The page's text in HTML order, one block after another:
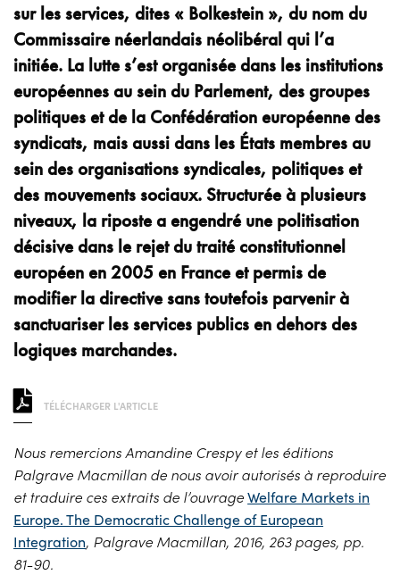
sur les services, dites « Bolkestein », du nom du
Commissaire néerlandais néolibéral qui l’a
initiée. La lutte s’est organisée dans les institutions
européennes au sein du Parlement, des groupes
politiques et de la Confédération européenne des
syndicats, mais aussi dans les États membres au
sein des organisations syndicales, politiques et
des mouvements sociaux. Structurée à plusieurs
niveaux, la riposte a engendré une politisation
décisive dans le rejet du traité constitutionnel
européen en 2005 en France et permis de
modifier la directive sans toutefois parvenir à
sanctuariser les services publics en dehors des
logiques marchandes.
TÉLÉCHARGER L'ARTICLE
Nous remercions Amandine Crespy et les éditions
Palgrave Macmillan de nous avoir autorisés à reproduire
et traduire ces extraits de l’ouvrageWelfare Markets in
Europe. The Democratic Challenge of European
Integration, Palgrave Macmillan, 2016, 263 pages, pp.
81-90.